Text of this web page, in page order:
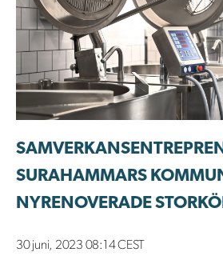
30 juni, 2023 08:14 CEST
SURAHAMMARS
NYRENOVERADE